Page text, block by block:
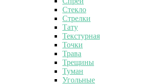
Стекло
Стрелки
Тату
Текстурная
Точки
Трава
Трещины
Туман
Угольные